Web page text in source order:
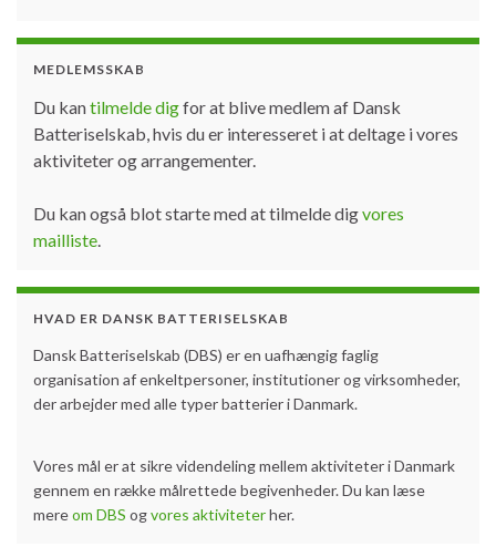
MEDLEMSSKAB
Du kantilmelde digfor at blive medlem af Dansk
Batteriselskab, hvis du er interesseret i at deltage i vores
aktiviteter og arrangementer.
Du kan også blot starte med at tilmelde digvores
mailliste.
HVAD ER DANSK BATTERISELSKAB
Dansk Batteriselskab (DBS) er en uafhængig faglig
organisation af enkeltpersoner, institutioner og virksomheder,
der arbejder med alle typer batterier i Danmark.
Vores mål er at sikre videndeling mellem aktiviteter i Danmark
gennem en række målrettede begivenheder. Du kan læse
mereom DBS ogvores aktiviteterher.